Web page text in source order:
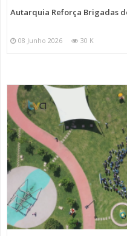
Autarquia Reforça Brigadas
08 Junho 2026 30 K